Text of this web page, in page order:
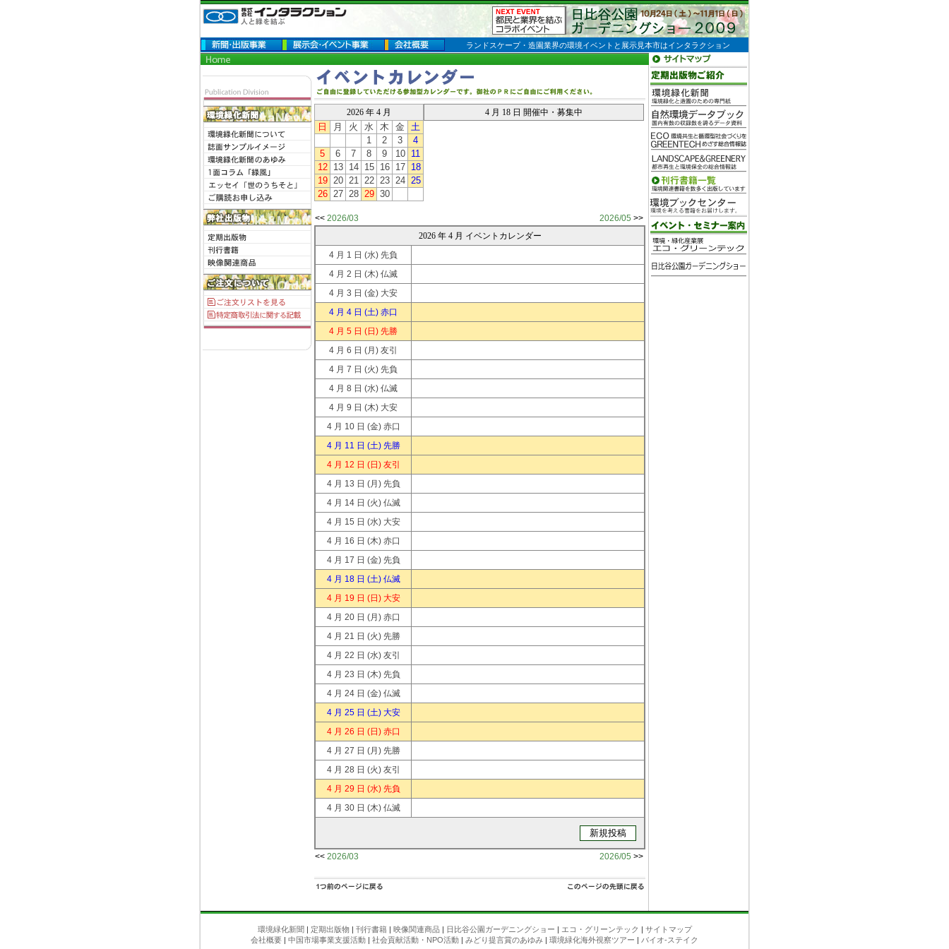
ランドスケープ・造園業界の環境イベントと展示見本市はインタラクション
2026 年 4 月
日 月 火 水 木 金
土
1
2 3
4
5
6 7 8 9 10
11
12
13 14 15 16 17
18
19 20 21 22 23 24 25
26 27 28 29 30
4 月 18 日 開催中・募集中
<< 2026/03 2026/05 >>
2026 年 4 月 イベントカレンダー
4 月 1 日 (水) 先負
4 月 2 日 (木) 仏滅
4 月 3 日 (金) 大安
4 月 4 日 (土) 赤口
4 月 5 日 (日) 先勝
4 月 6 日 (月) 友引
4 月 7 日 (火) 先負
4 月 8 日 (水) 仏滅
4 月 9 日 (木) 大安
4 月 10 日 (金) 赤口
4 月 11 日 (土) 先勝
4 月 12 日 (日) 友引
4 月 13 日 (月) 先負
4 月 14 日 (火) 仏滅
4 月 15 日 (水) 大安
4 月 16 日 (木) 赤口
4 月 17 日 (金) 先負
4 月 18 日 (土) 仏滅
4 月 19 日 (日) 大安
4 月 20 日 (月) 赤口
4 月 21 日 (火) 先勝
4 月 22 日 (水) 友引
4 月 23 日 (木) 先負
4 月 24 日 (金) 仏滅
4 月 25 日 (土) 大安
4 月 26 日 (日) 赤口
4 月 27 日 (月) 先勝
4 月 28 日 (火) 友引
4 月 29 日 (水) 先負
4 月 30 日 (木) 仏滅
<< 2026/03 2026/05 >>
環境緑化新聞 | 定期出版物| 刊行書籍| 映像関連商品| 日比谷公園ガーデニングショー | エコ・グリーンテック | サイトマップ
会社概要 | 中国市場事業支援活動 | 社会貢献活動・NPO活動 | みどり提言賞のあゆみ | 環境緑化海外視察ツアー | バイオ-ステイク